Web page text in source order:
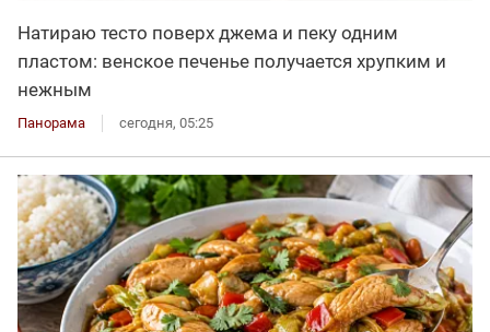
Натираю тесто поверх джема и пеку одним
пластом: венское печенье получается хрупким и
нежным
Панорама сегодня, 05:25